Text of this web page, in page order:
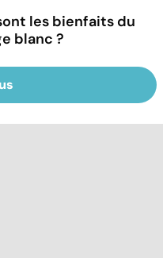
les bienfaits du
blanc ?